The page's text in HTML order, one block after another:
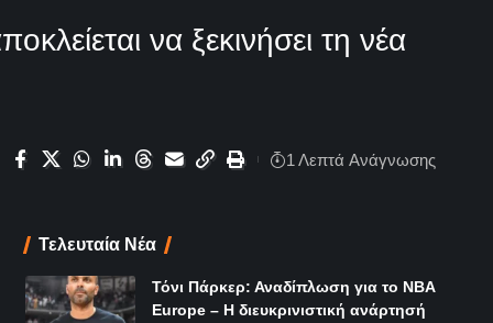
να ξεκινήσει τη νέα
1 Λεπτά Aνάγνωσης
Τελευταία Νέα
Τόνι Πάρκερ: Αναδίπλωση για το NBA
Europe – Η διευκρινιστική ανάρτησή